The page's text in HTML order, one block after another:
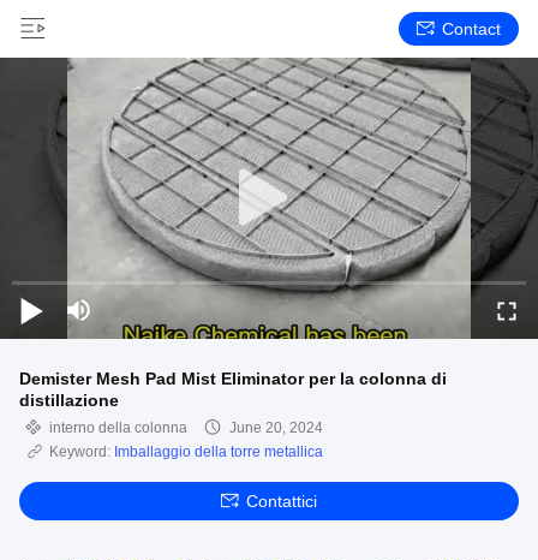
Contact
Demister Mesh Pad Mist Eliminator per la colonna di
distillazione
interno della colonna
June 20, 2024
Keyword: Imballaggio della torre metallica
Contattici